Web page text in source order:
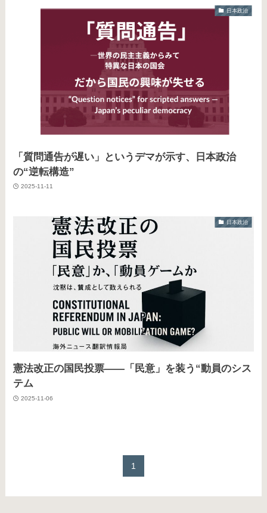
日本政治
「質問通告が遅い」というデマが示す、日本政治
の“逆転構造”
2025-11-11
日本政治
憲法改正の国民投票――「民意」を装う“動員のシス
テム
2025-11-06
1